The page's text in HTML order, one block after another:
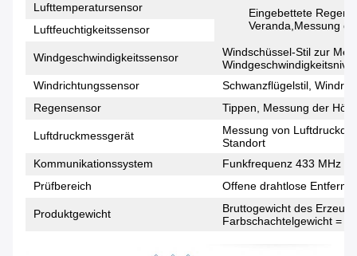
Lufttemperatursensor
Eingebettete
Veranda,Messung
Luftfeuchtigkeitssensor
Windgeschwindigkeitssensor
Windschüssel-Stil zur
Windrichtungssensor
Schwanzflügelstil,
Regensensor
Tippen, Messung der
Luftdruckmessgerät
Messung von
Standort
Kommunikationssystem
Funkfrequenz 433 MHz
Prüfbereich
Offene drahtlose
Produktgewicht
Bruttogewicht des
Farbschachtelgewicht =